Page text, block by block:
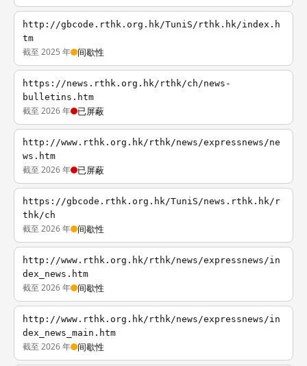
http://gbcode.rthk.org.hk/TuniS/rthk.hk/index.h
tm
截至 2025 年 间歇性
https://news.rthk.org.hk/rthk/ch/news-
bulletins.htm
截至 2026 年 已屏蔽
http://www.rthk.org.hk/rthk/news/expressnews/ne
ws.htm
截至 2026 年 已屏蔽
https://gbcode.rthk.org.hk/TuniS/news.rthk.hk/r
thk/ch
截至 2026 年 间歇性
http://www.rthk.org.hk/rthk/news/expressnews/in
dex_news.htm
截至 2026 年 间歇性
http://www.rthk.org.hk/rthk/news/expressnews/in
dex_news_main.htm
截至 2026 年 间歇性